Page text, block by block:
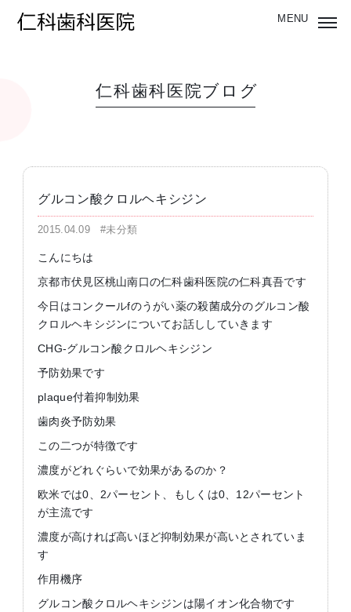
仁科歯科医院ブログ
グルコン酸クロルヘキシジン
2015.04.09#未分類
こんにちは
京都市伏見区桃山南口の仁科歯科医院の仁科真吾です
今日はコンクールfのうがい薬の殺菌成分のグルコン酸
クロルヘキシジンについてお話ししていきます
CHG-グルコン酸クロルヘキシジン
予防効果です
plaque付着抑制効果
歯肉炎予防効果
この二つが特徴です
濃度がどれぐらいで効果があるのか？
欧米では0、2パーセント、もしくは0、12パーセント
が主流です
濃度が高ければ高いほど抑制効果が高いとされていま
す
作用機序
グルコン酸クロルヘキシジンは陽イオン化合物です